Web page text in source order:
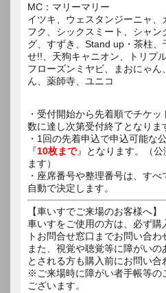
MC：マリーマリー
イツキ、ウェスタンジーニャ、
フク、シックスミート、シャ
グ、すずき、Stand up・茶柱
せ!!、天狗キャニオン、トリプ
フローズンミヤビ、まおにゃん
ん、薬師寺、ユニコ
・受付開始から先着順でチケ
数に達し次第受付終了となりま
・1回の先着申込で申込可能な
『10枚まで』となります。（
ます）
・座席番号や整理番号は、す
自動で決定します。
【車いすでご来場のお客様へ】
車いすをご使用の方は、必ず購
トお問合せ窓口までお問い合わ
また、視覚や聴覚等に障がい
とされる方も購入前にお問い合
※ご来場時に障がい者手帳等の
ございます。